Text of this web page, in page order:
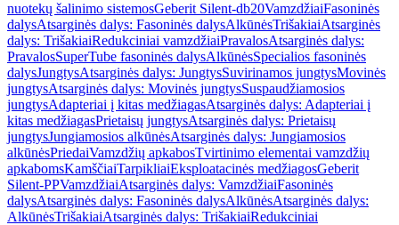
nuotekų šalinimo sistemosGeberit Silent-db20VamzdžiaiFasoninės
dalysAtsarginės dalys: Fasoninės dalysAlkūnėsTrišakiaiAtsarginės
dalys: TrišakiaiRedukciniai vamzdžiaiPravalosAtsarginės dalys:
PravalosSuperTube fasoninės dalysAlkūnėsSpecialios fasoninės
dalysJungtysAtsarginės dalys: JungtysSuvirinamos jungtysMovinės
jungtysAtsarginės dalys: Movinės jungtysSuspaudžiamosios
jungtysAdapteriai į kitas medžiagasAtsarginės dalys: Adapteriai į
kitas medžiagasPrietaisų jungtysAtsarginės dalys: Prietaisų
jungtysJungiamosios alkūnėsAtsarginės dalys: Jungiamosios
alkūnėsPriedaiVamzdžių apkabosTvirtinimo elementai vamzdžių
apkabomsKamščiaiTarpikliaiEksploatacinės medžiagosGeberit
Silent-PPVamzdžiaiAtsarginės dalys: VamzdžiaiFasoninės
dalysAtsarginės dalys: Fasoninės dalysAlkūnėsAtsarginės dalys:
AlkūnėsTrišakiaiAtsarginės dalys: TrišakiaiRedukciniai